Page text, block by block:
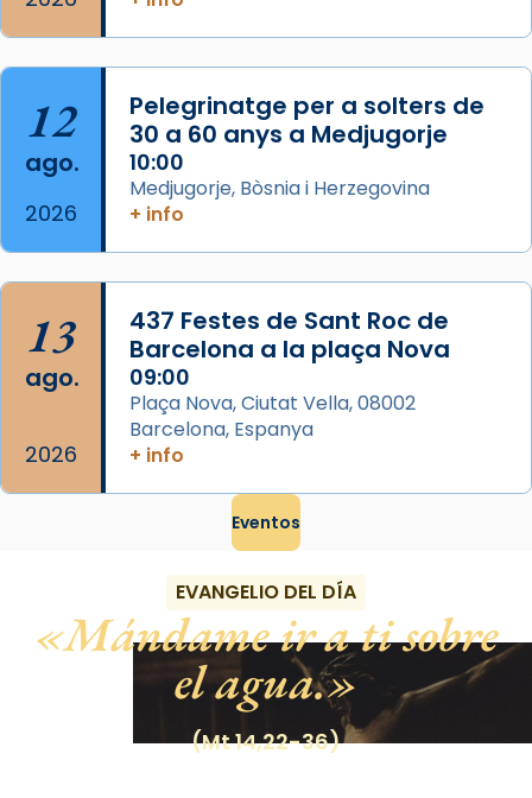
que les santes són filles de l’antiga Iluro.
Mataró en reivindicarà les relíq
Foto
View on Facebook ·
12
ago.
2026
Pelegrinatge per a solters de
30 a 60 anys a Medjugorje
10:00
Medjugorje, Bòsnia i Herzegovina
+ info
13
ago.
2026
437 Festes de Sant Roc de
Barcelona a la plaça Nova
09:00
Plaça Nova, Ciutat Vella, 08002
Barcelona, Espanya
+ info
Eventos
EVANGELIO DEL DÍA
Mándame ir a ti sobre
el agua.
(Mt 14,22-36)